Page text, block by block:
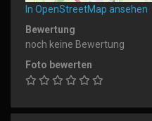
In OpenStreetMap ansehen
Bewertung
noch keine Bewertung
Foto bewerten